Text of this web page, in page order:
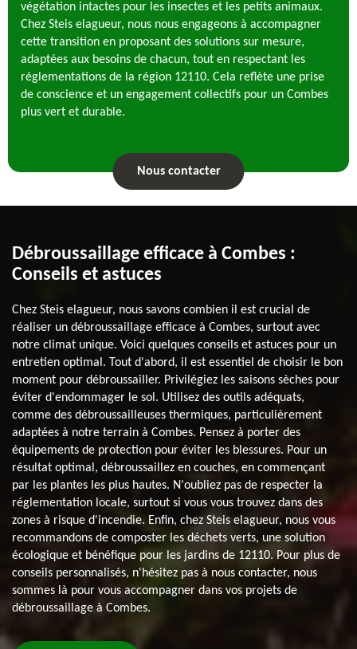
végétation intactes pour les insectes et les petits animaux.
Chez Steis elagueur, nous nous engageons à accompagner
cette transition en proposant des solutions sur mesure,
adaptées aux besoins de chacun, tout en respectant les
réglementations de la région 12110. Cela reflète une prise
de conscience et un engagement collectifs pour un Combes
plus vert et durable.
Nous contacter
Débroussaillage efficace à Combes :
Conseils et astuces
Chez Steis elagueur, nous savons combien il est crucial de
réaliser un débroussaillage efficace à Combes, surtout avec
notre climat unique. Voici quelques conseils et astuces pour un
entretien optimal. Tout d'abord, il est essentiel de choisir le bon
moment pour débroussailler. Privilégiez les saisons sèches pour
éviter d'endommager le sol. Utilisez des outils adéquats,
comme des débroussailleuses thermiques, particulièrement
adaptées à notre terrain à Combes. Pensez à porter des
équipements de protection pour éviter les blessures. Pour un
résultat optimal, débroussaillez en couches, en commençant
par les plantes les plus hautes. N'oubliez pas de respecter la
réglementation locale, surtout si vous vous trouvez dans des
zones à risque d'incendie. Enfin, chez Steis elagueur, nous vous
recommandons de composter les déchets verts, une solution
écologique et bénéfique pour les jardins de 12110. Pour plus de
conseils personnalisés, n'hésitez pas à nous contacter, nous
sommes là pour vous accompagner dans vos projets de
débroussaillage à Combes.